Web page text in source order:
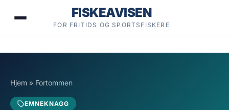
FISKEAVISEN
FOR FRITIDS OG SPORTSFISKERE
Hjem » Fortommen
EMNEKNAGG